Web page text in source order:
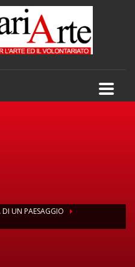
UN PAESAGGIO